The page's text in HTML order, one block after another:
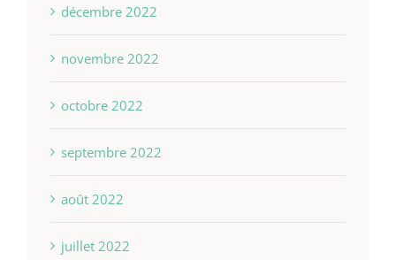
décembre 2022
novembre 2022
octobre 2022
septembre 2022
août 2022
juillet 2022